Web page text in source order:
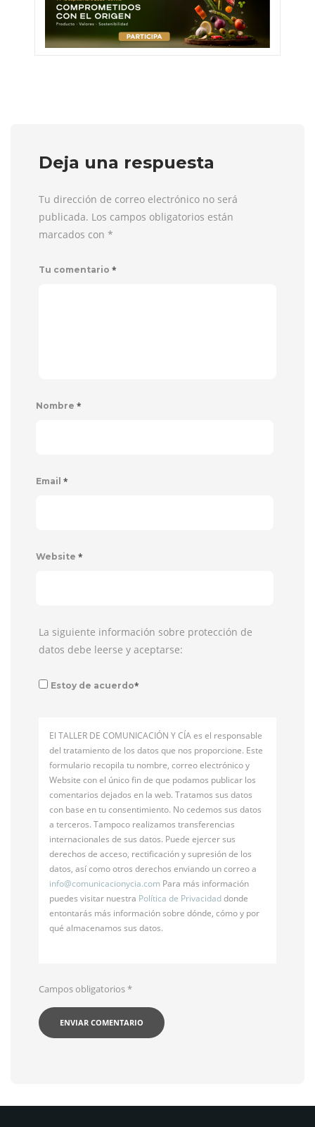
Deja una respuesta
Tu dirección de correo electrónico no será
publicada. Los campos obligatorios están
marcados con *
Tu comentario *
Nombre *
Email *
Website *
La siguiente información sobre protección de
datos debe leerse y aceptarse:
Estoy de acuerdo*
El TALLER DE COMUNICACIÓN Y CÍA es el responsable
del tratamiento de los datos que nos proporcione. Este
formulario recopila tu nombre, correo electrónico y
Website con el único fin de que podamos publicar los
comentarios dejados en la web. Tratamos sus datos
con base en tu consentimiento. No cedemos sus datos
a terceros. Tampoco realizamos transferencias
internacionales de sus datos. Puede ejercer sus
derechos de acceso, rectificación y supresión de los
datos, así como otros derechos enviando un correo a
info@comunicacionycia.com Para más información
puedes visitar nuestra Política de Privacidaddonde
entontarás más información sobre dónde, cómo y por
qué almacenamos sus datos.
Campos obligatorios*